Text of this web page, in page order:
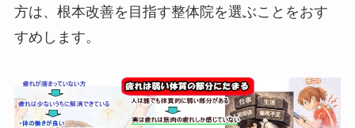
方は、根本改善を目指す整体院を選ぶことをおす
すめします。